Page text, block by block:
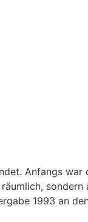
Anfangs war
sondern
1993 an